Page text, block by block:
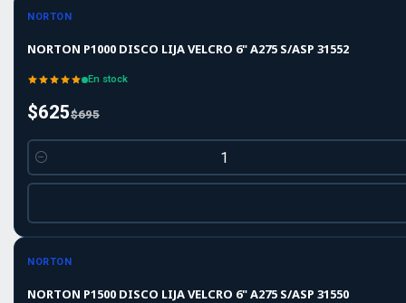
-10%OFF
NORTON
NORTON P1000 DISCO LIJA VELCRO 6" A275 S/ASP 31552
En stock
$625$695
Cantidad
-10%OFF
NORTON
NORTON P1500 DISCO LIJA VELCRO 6" A275 S/ASP 31550